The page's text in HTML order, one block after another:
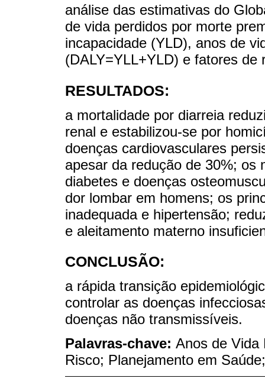
análise das estimativas do
de vida perdidos por morte
incapacidade (YLD), anos de
(DALY=YLL+YLD) e fatores de
RESULTADOS:
a mortalidade por diarreia
renal e estabilizou-se por
doenças cardiovasculares
apesar da redução de 30%; os
diabetes e doenças
dor lombar em homens; os
inadequada e hipertensão;
e aleitamento materno
CONCLUSÃO:
a rápida transição
controlar as doenças
doenças não transmissíveis.
Palavras-chave: Anos de Vida
Risco; Planejamento em